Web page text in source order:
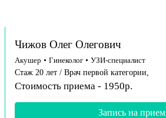
Чижов Олег Олегович
Акушер • Гинеколог • УЗИ-специалист
Стаж 20 лет / Врач первой категории,
Стоимость приема - 1950р.
Запись на прием